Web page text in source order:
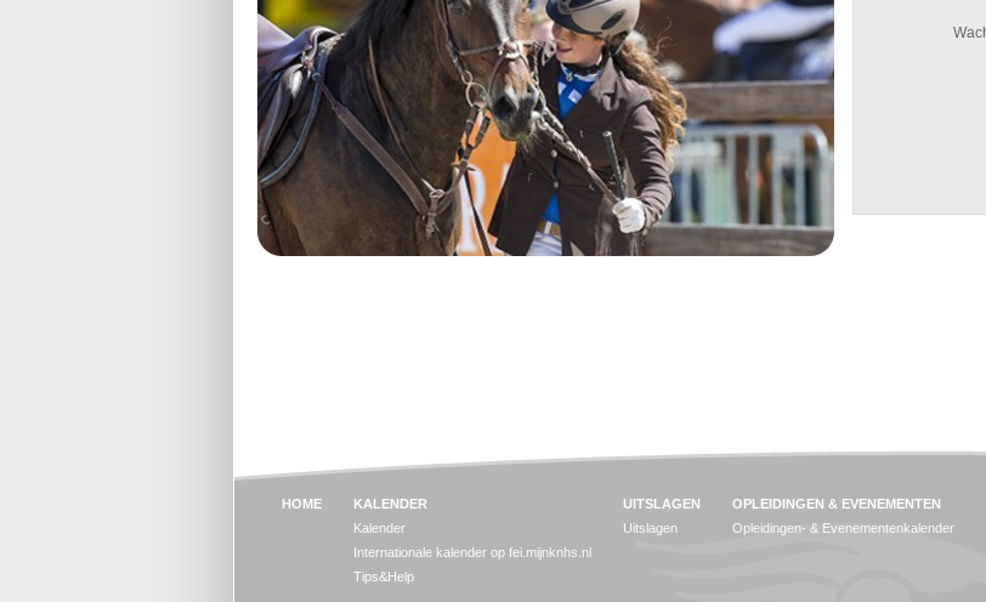
HOME
KALENDER
Kalender
Internationale kalender op fei.mijnknhs.nl
Tips&Help
UITSLAGEN
Uitslagen
OPLEIDINGEN & EVENEMENTEN
Opleidingen- & Evenementenkalender